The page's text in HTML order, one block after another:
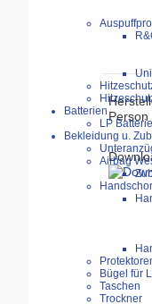
Batterien
LP Batterie
Bekleidung u.
Airbag
Bügel für
Taschen
Trockner
Person